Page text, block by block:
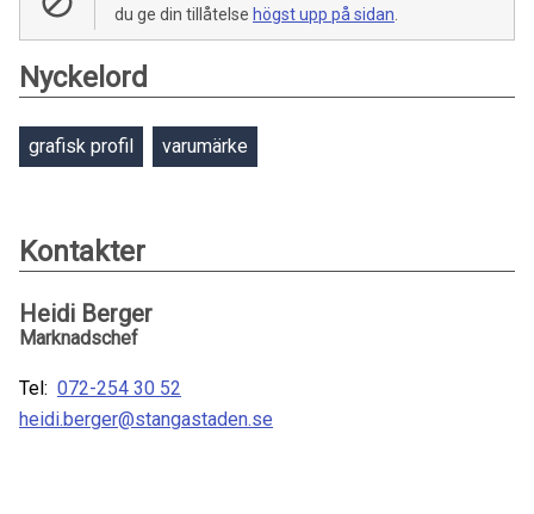
du ge din tillåtelse högst upp på sidan
Nyckelord
grafisk profil varumärke
Kontakter
Heidi Berger
Marknadschef
Tel: 072-254 30 52
heidi.berger@stangastaden.se